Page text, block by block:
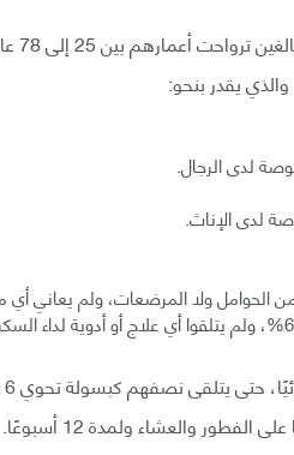
يقدر بنحو:
الحوامل ولا المرضعات، ولم يعاني
والعشاء ولمدة 12 أسبوعًا.